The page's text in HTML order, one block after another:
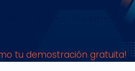
tu demostración gratuita!